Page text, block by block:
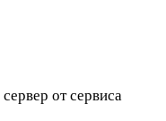
от сервиса